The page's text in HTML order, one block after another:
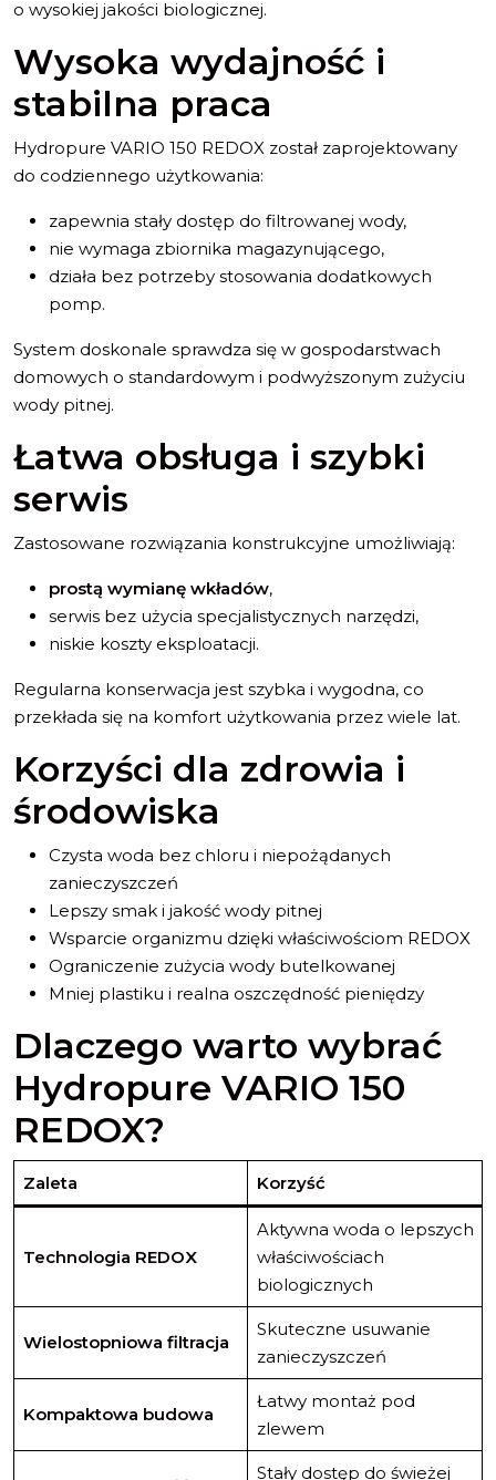
o wysokiej jakości biologicznej.
Wysoka wydajność i
stabilna praca
Hydropure VARIO 150 REDOX został zaprojektowany
do codziennego użytkowania:
zapewnia stały dostęp do filtrowanej wody,
nie wymaga zbiornika magazynującego,
działa bez potrzeby stosowania dodatkowych
pomp.
System doskonale sprawdza się w gospodarstwach
domowych o standardowym i podwyższonym zużyciu
wody pitnej.
Łatwa obsługa i szybki
serwis
Zastosowane rozwiązania konstrukcyjne umożliwiają:
prostą wymianę wkładów,
serwis bez użycia specjalistycznych narzędzi,
niskie koszty eksploatacji.
Regularna konserwacja jest szybka i wygodna, co
przekłada się na komfort użytkowania przez wiele lat.
Korzyści dla zdrowia i
środowiska
Czysta woda bez chloru i niepożądanych
zanieczyszczeń
Lepszy smak i jakość wody pitnej
Wsparcie organizmu dzięki właściwościom REDOX
Ograniczenie zużycia wody butelkowanej
Mniej plastiku i realna oszczędność pieniędzy
Dlaczego warto wybrać
Hydropure VARIO 150
REDOX?
Zaleta Korzyść
Technologia REDOX
Aktywna woda o lepszych
właściwościach
biologicznych
Wielostopniowa filtracja
Skuteczne usuwanie
zanieczyszczeń
Kompaktowa budowa
Łatwy montaż pod
zlewem
Stały dostęp do świeżej